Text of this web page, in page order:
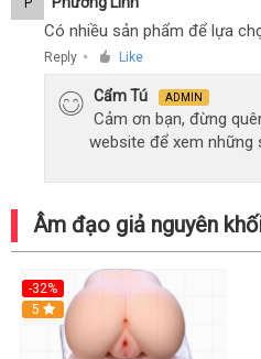
P
Có nhiều sản phẩm để lựa
Reply ● Like
Cẩm Tú ADMIN
Cảm ơn bạn, đừng
website để xem những
Âm đạo giả nguyên
-32%
Hot
5